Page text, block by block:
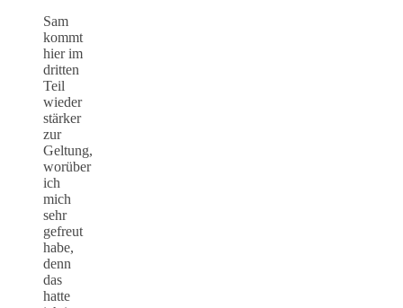
Sam
kommt
hier im
dritten
Teil
wieder
stärker
zur
Geltung,
worüber
ich
mich
sehr
gefreut
habe,
denn
das
hatte